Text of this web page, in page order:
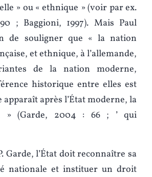
» ou « ethnique » (voir par ex.
; Baggioni, 1997). Mais Paul
de souligner que « la nation
et ethnique, à l’allemande,
de la nation moderne,
historique entre elles est
après l’État moderne, la
» (Garde, 2004 : 66 ; ’ qui
Garde, l’État doit reconnaître sa
nationale et instituer un droit